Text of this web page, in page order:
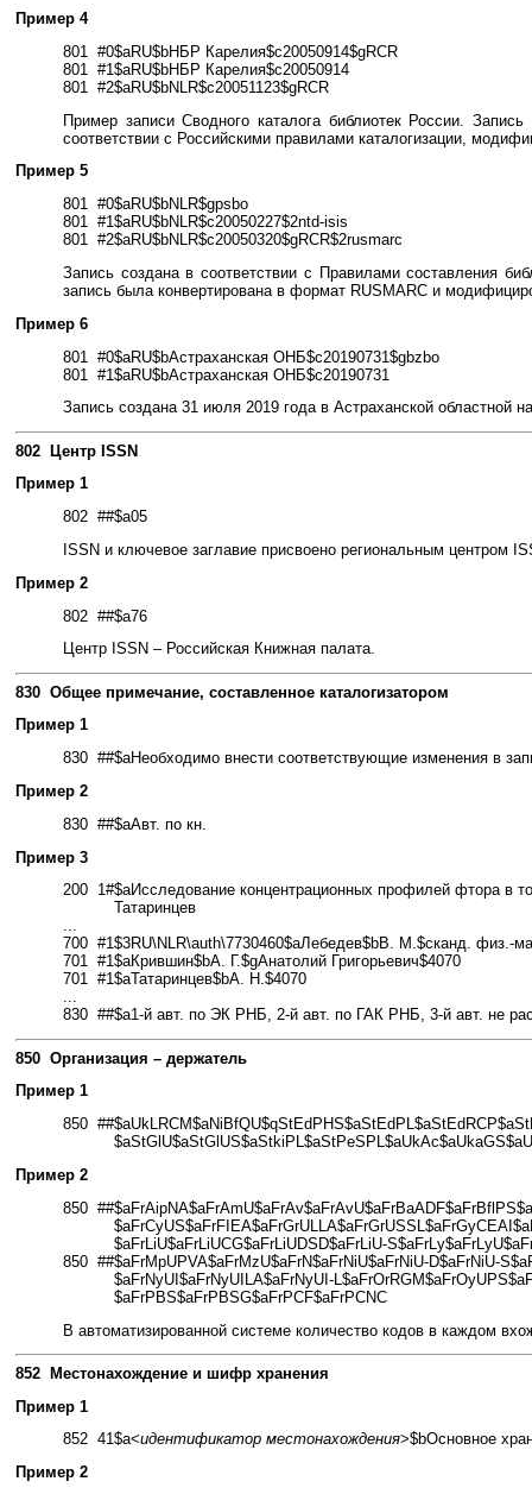
Пример 4
801 #0$aRU$bНБР Карелия$c20050914$gRCR
801 #1$aRU$bНБР Карелия$c20050914
801 #2$aRU$bNLR$c20051123$gRCR
Пример записи Сводного каталога библиотек России.
соответствии с Российскими правилами каталогизации,
Пример 5
801 #0$aRU$bNLR$gpsbo
801 #1$aRU$bNLR$c20050227$2ntd-isis
801 #2$aRU$bNLR$c20050320$gRCR$2rusmarc
Запись создана в соответствии с Правилами составления
запись была конвертирована в формат RUSMARC и
Пример 6
801 #0$aRU$bАстраханская ОНБ$c20190731$gbzbo
801 #1$aRU$bАстраханская ОНБ$c20190731
Запись создана 31 июля 2019 года в Астраханской областной
802 Центр ISSN
Пример 1
802 ##$a05
ISSN и ключевое заглавие присвоено региональным центром
Пример 2
802 ##$a76
Центр ISSN – Российская Книжная палата.
830 Общее примечание, составленное каталогизатором
Пример 1
830 ##$aНеобходимо внести соответствующие изменения в
Пример 2
830 ##$aАвт. по кн.
Пример 3
200 1#$aИсследование концентрационных профилей фтора в
Татаринцев
...
700 #1$3RU\NLR\auth\7730460$aЛебедев$bВ. М.$cканд. физ.-
701 #1$aКрившин$bА. Г.$gАнатолий Григорьевич$4070
701 #1$aТатаринцев$bА. Н.$4070
...
830 ##$a1-й авт. по ЭК РНБ, 2-й авт. по ГАК РНБ, 3-й авт. не
850 Организация – держатель
Пример 1
850 ##
Пример 2
850 ##
$aFrLiU$aFrLiUCG$aFrLiUDSD$aFrLiU-
850 ##$aFrMpUPVA$aFrMzU$aFrN$aFrNiU$aFrNiU-D$aFrNiU-
$aFrNyUI$aFrNyUILA$aFrNyUI-
$aFrPBS$aFrPBSG$aFrPCF$aFrPCNC
В автоматизированной системе количество кодов в каждом
852 Местонахождение и шифр хранения
Пример 1
852 41$a<идентификатор местонахождения>$bОсновное
Пример 2